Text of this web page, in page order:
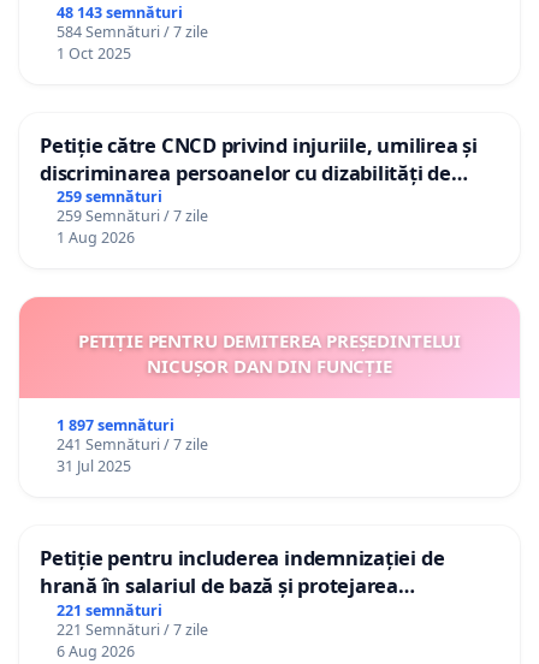
48 143 semnături
584 Semnături / 7 zile
1 Oct 2025
Petiție către CNCD privind injuriile, umilirea și
discriminarea persoanelor cu dizabilități de
către utilizatorul TikTok „Gorici”
259 semnături
259 Semnături / 7 zile
1 Aug 2026
PETIȚIE PENTRU DEMITEREA PREȘEDINTELUI
NICUȘOR DAN DIN FUNCȚIE
1 897 semnături
241 Semnături / 7 zile
31 Jul 2025
Petiție pentru includerea indemnizației de
hrană în salariul de bază și protejarea
gradațiilor de vechime pentru asistenții
personali
221 semnături
221 Semnături / 7 zile
6 Aug 2026